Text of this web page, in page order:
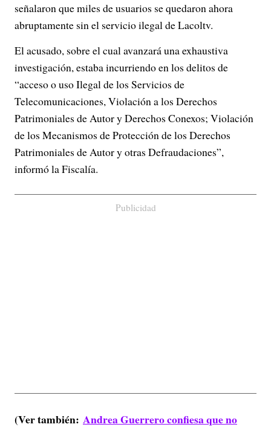
señalaron que miles de usuarios se quedaron ahora
abruptamente sin el servicio ilegal de Lacoltv.
El acusado, sobre el cual avanzará una exhaustiva
investigación, estaba incurriendo en los delitos de
“acceso o uso Ilegal de los Servicios de
Telecomunicaciones, Violación a los Derechos
Patrimoniales de Autor y Derechos Conexos; Violación
de los Mecanismos de Protección de los Derechos
Patrimoniales de Autor y otras Defraudaciones”,
informó la Fiscalía.
Publicidad
(Ver también: Andrea Guerrero confiesa que no